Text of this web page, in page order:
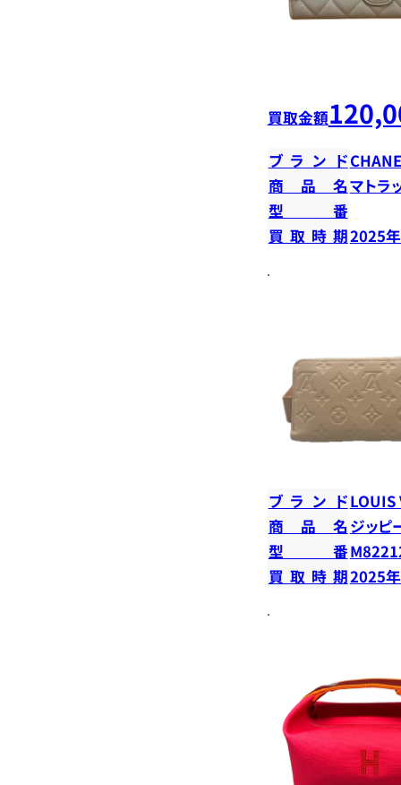
買取金額
ブランド
商品名マト
型番
買取時期2025
ブランドLOUIS
商品名 ジッピ
型番
買取時期2025